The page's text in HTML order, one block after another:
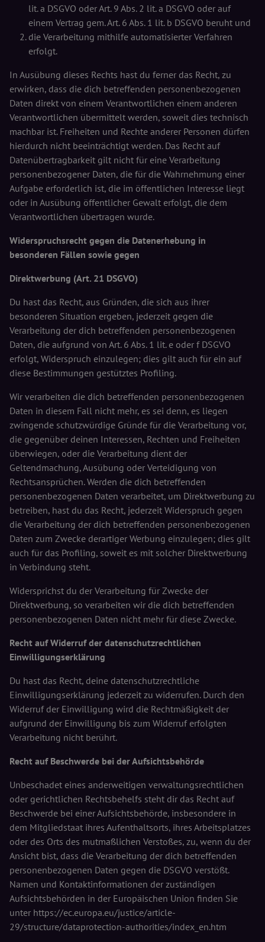
lit. a DSGVO oder Art. 9 Abs. 2 lit. a DSGVO oder auf
einem Vertrag gem. Art. 6 Abs. 1 lit. b DSGVO beruht und
die Verarbeitung mithilfe automatisierter Verfahren
erfolgt.
In Ausübung dieses Rechts hast du ferner das Recht, zu
erwirken, dass die dich betreffenden personenbezogenen
Daten direkt von einem Verantwortlichen einem anderen
Verantwortlichen übermittelt werden, soweit dies technisch
machbar ist. Freiheiten und Rechte anderer Personen dürfen
hierdurch nicht beeinträchtigt werden. Das Recht auf
Datenübertragbarkeit gilt nicht für eine Verarbeitung
personenbezogener Daten, die für die Wahrnehmung einer
Aufgabe erforderlich ist, die im öffentlichen Interesse liegt
oder in Ausübung öffentlicher Gewalt erfolgt, die dem
Verantwortlichen übertragen wurde.
Widerspruchsrecht gegen die Datenerhebung in
besonderen Fällen sowie gegen
Direktwerbung (Art. 21 DSGVO)
Du hast das Recht, aus Gründen, die sich aus ihrer
besonderen Situation ergeben, jederzeit gegen die
Verarbeitung der dich betreffenden personenbezogenen
Daten, die aufgrund von Art. 6 Abs. 1 lit. e oder f DSGVO
erfolgt, Widerspruch einzulegen; dies gilt auch für ein auf
diese Bestimmungen gestütztes Profiling.
Wir verarbeiten die dich betreffenden personenbezogenen
Daten in diesem Fall nicht mehr, es sei denn, es liegen
zwingende schutzwürdige Gründe für die Verarbeitung vor,
die gegenüber deinen Interessen, Rechten und Freiheiten
überwiegen, oder die Verarbeitung dient der
Geltendmachung, Ausübung oder Verteidigung von
Rechtsansprüchen. Werden die dich betreffenden
personenbezogenen Daten verarbeitet, um Direktwerbung zu
betreiben, hast du das Recht, jederzeit Widerspruch gegen
die Verarbeitung der dich betreffenden personenbezogenen
Daten zum Zwecke derartiger Werbung einzulegen; dies gilt
auch für das Profiling, soweit es mit solcher Direktwerbung
in Verbindung steht.
Widersprichst du der Verarbeitung für Zwecke der
Direktwerbung, so verarbeiten wir die dich betreffenden
personenbezogenen Daten nicht mehr für diese Zwecke.
Recht auf Widerruf der datenschutzrechtlichen
Einwilligungserklärung
Du hast das Recht, deine datenschutzrechtliche
Einwilligungserklärung jederzeit zu widerrufen. Durch den
Widerruf der Einwilligung wird die Rechtmäßigkeit der
aufgrund der Einwilligung bis zum Widerruf erfolgten
Verarbeitung nicht berührt.
Recht auf Beschwerde bei der Aufsichtsbehörde
Unbeschadet eines anderweitigen verwaltungsrechtlichen
oder gerichtlichen Rechtsbehelfs steht dir das Recht auf
Beschwerde bei einer Aufsichtsbehörde, insbesondere in
dem Mitgliedstaat ihres Aufenthaltsorts, ihres Arbeitsplatzes
oder des Orts des mutmaßlichen Verstoßes, zu, wenn du der
Ansicht bist, dass die Verarbeitung der dich betreffenden
personenbezogenen Daten gegen die DSGVO verstößt.
Namen und Kontaktinformationen der zuständigen
Aufsichtsbehörden in der Europäischen Union finden Sie
unter https://ec.europa.eu/justice/article-
29/structure/dataprotection-authorities/index_en.htm